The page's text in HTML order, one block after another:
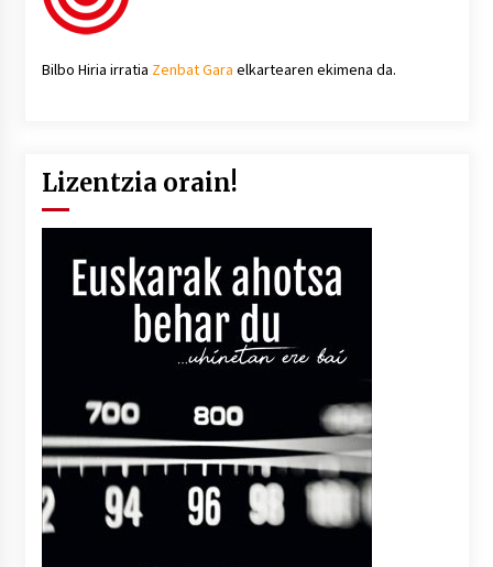
Bilbo Hiria irratia Zenbat Gara elkartearen ekimena da.
Lizentzia orain!